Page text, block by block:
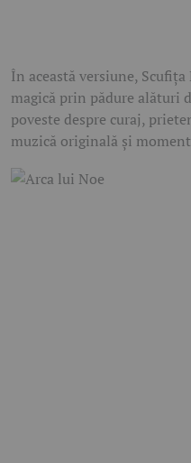
În această versiune,
magică prin pădure alături
poveste despre curaj,
muzică originală și